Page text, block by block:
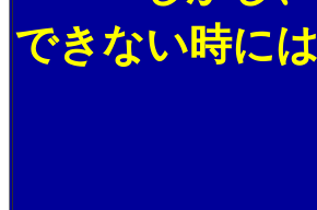
できない時に